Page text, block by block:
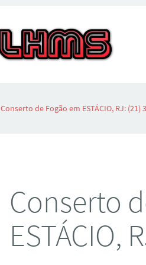
Conserto de Fogão em ESTÁCIO, RJ: (21)
Conserto
ESTÁCIO,